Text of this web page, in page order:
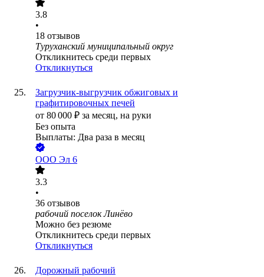
3.8
•
18 отзывов
Туруханский муниципальный округ
Откликнитесь среди первых
Откликнуться
Загрузчик-выгрузчик обжиговых и
графитировочных печей
от 80 000 ₽ за месяц, на руки
Без опыта
Выплаты: Два раза в месяц
ООО Эл 6
3.3
•
36 отзывов
рабочий поселок Линёво
Можно без резюме
Откликнитесь среди первых
Откликнуться
Дорожный рабочий